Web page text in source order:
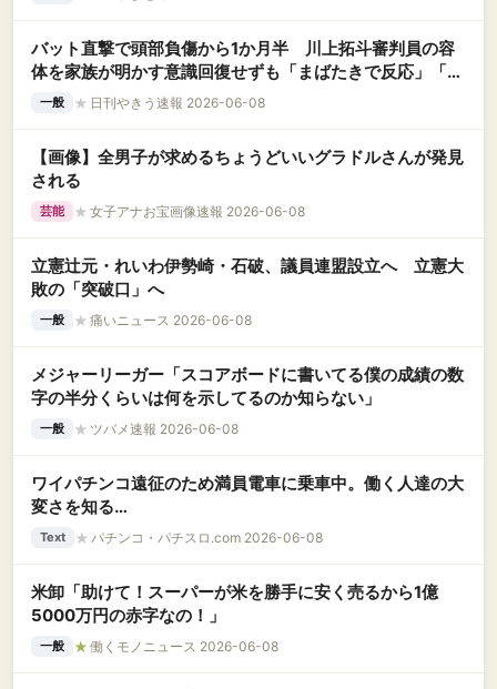
バット直撃で頭部負傷から1か月半 川上拓斗審判員の容
体を家族が明かす意識回復せずも「まばたきで反応」「腕
を動かす」
一般 ★ 日刊やきう速報 2026-06-08
【画像】全男子が求めるちょうどいいグラドルさんが発見
される
芸能 ★ 女子アナお宝画像速報 2026-06-08
立憲辻元・れいわ伊勢崎・石破、議員連盟設立へ 立憲大
敗の「突破口」へ
一般 ★ 痛いニュース 2026-06-08
メジャーリーガー「スコアボードに書いてる僕の成績の数
字の半分くらいは何を示してるのか知らない」
一般 ★ ツバメ速報 2026-06-08
ワイパチンコ遠征のため満員電車に乗車中。働く人達の大
変さを知る…
Text ★ パチンコ・パチスロ.com 2026-06-08
米卸「助けて！スーパーが米を勝手に安く売るから1億
5000万円の赤字なの！」
一般 ★ 働くモノニュース 2026-06-08